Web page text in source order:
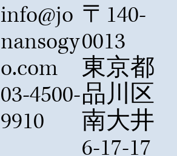
info@jo
nansogy
o.com
03-4500-
9910
〒140-
0013
東京都
品川区
南大井
6-17-17